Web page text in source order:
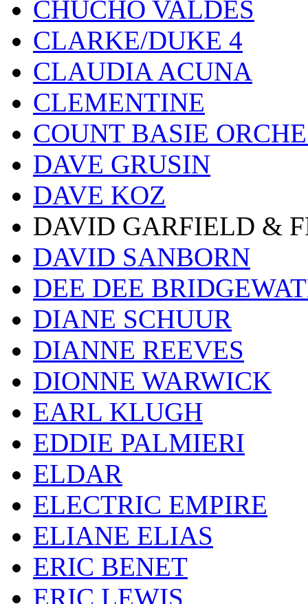
CHUCHO VALDES
CLARKE/DUKE 4
CLAUDIA ACUNA
CLEMENTINE
COUNT BASIE
DAVE GRUSIN
DAVE KOZ
DAVID GARFIELD &
DAVID SANBORN
DEE DEE
DIANE SCHUUR
DIANNE REEVES
DIONNE WARWICK
EARL KLUGH
EDDIE PALMIERI
ELDAR
ELECTRIC EMPIRE
ELIANE ELIAS
ERIC BENET
ERIC LEWIS